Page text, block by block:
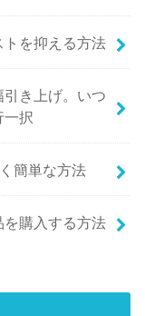
を抑える方法
き上げ。いつ
一択
簡単な方法
購入する方法